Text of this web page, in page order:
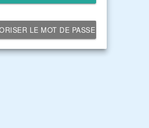
LE MOT DE PASSE